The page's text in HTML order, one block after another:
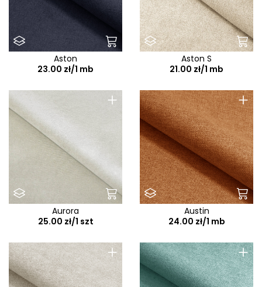
Aston
23.00 zł/1 mb
Aston S
21.00 zł/1 mb
+
Aurora
25.00 zł/1 szt
+
Austin
24.00 zł/1 mb
+ +